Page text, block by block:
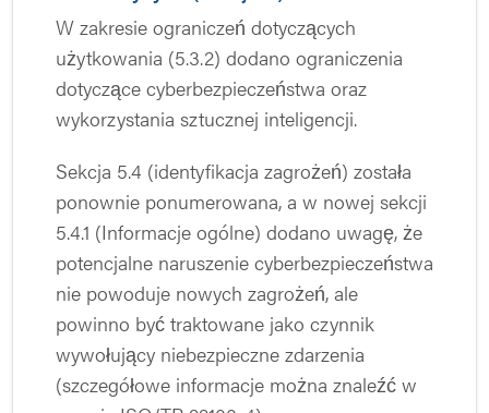
W zakresie ograniczeń dotyczących
użytkowania (5.3.2) dodano ograniczenia
dotyczące cyberbezpieczeństwa oraz
wykorzystania sztucznej inteligencji.
Sekcja 5.4 (identyfikacja zagrożeń) została
ponownie ponumerowana, a w nowej sekcji
5.4.1 (Informacje ogólne) dodano uwagę, że
potencjalne naruszenie cyberbezpieczeństwa
nie powoduje nowych zagrożeń, ale
powinno być traktowane jako czynnik
wywołujący niebezpieczne zdarzenia
(szczegółowe informacje można znaleźć w